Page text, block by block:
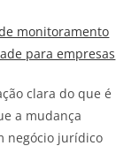
monitoramento
para empresas
clara do que é
a mudança
negócio jurídico